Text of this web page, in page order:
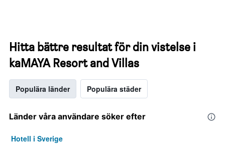
Hitta bättre resultat för din vistelse i
kaMAYA Resort and Villas
Populära länder Populära städer
Länder våra användare söker efter
Hotell i Sverige